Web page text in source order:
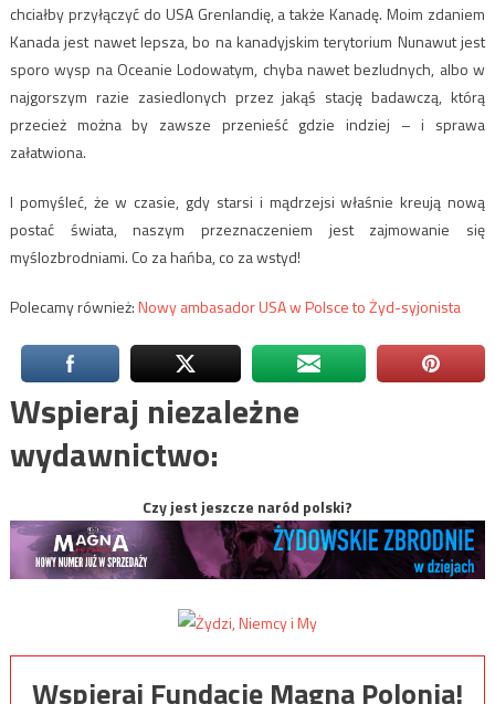
chciałby przyłączyć do USA Grenlandię, a także Kanadę. Moim zdaniem
Kanada jest nawet lepsza, bo na kanadyjskim terytorium Nunawut jest
sporo wysp na Oceanie Lodowatym, chyba nawet bezludnych, albo w
najgorszym razie zasiedlonych przez jakąś stację badawczą, którą
przecież można by zawsze przenieść gdzie indziej – i sprawa
załatwiona.
I pomyśleć, że w czasie, gdy starsi i mądrzejsi właśnie kreują nową
postać świata, naszym przeznaczeniem jest zajmowanie się
myślozbrodniami. Co za hańba, co za wstyd!
Polecamy również:Nowy ambasador USA w Polsce to Żyd-syjonista
Wspieraj niezależne
wydawnictwo:
Czy jest jeszcze naród polski?
Wspieraj Fundację Magna Polonia!